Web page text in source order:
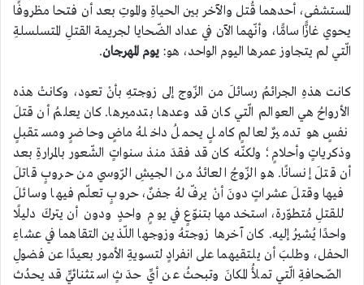
المستشفى، أحدهما قُتل والآخر بين الحياةِ والموتِ بعد أن فتحا مظروفًا
يحوي غازًّا سامًّا، وأنّهما الآن في عداد الضّحايا لجريمة القتلِ المتسلسلةِ
الّتي لم يتجاوز عمرها اليوم الواحد، هو: يوم المهرجان.
كانت هذهِ الجرائمُ رسائلَ من الزّوج إلى زوجتهِ بأنْ تعود، وكانتْ هذه
الأرواحُ هي العوالم الّتي كان قد وعدها بتدميرها. كان يعلمُ أن قتلَ
نفسٍ هو تدميرٌ لعالمٍ كاملٍ يحملُ داخلهُ ماضٍ وحاضرٍ ومستقبلٍ
وذكرياتٍ وأحلامٍ؛ ولكنّه كان قد فقدَ منذ سنواتٍ الشّعور بالمرارةِ بعد
أن قتلَ إنسانًا. هو الزّوجُ العائدُ من الجيشِ الرّوسي من حروبٍ قاتلَ
فيها وقتلَ عشراتٍ دونَ أنْ يرفّ لهُ جفنٌ، حروبٍ تعلّم فيها وسائلَ
للقتلِ مُتطوّرة، استخدمها بتنوّعٍ في يومٍ واحدٍ ودون أن يتركَ دليلًا
واحدًا يُشيرُ إليه. كان آخرها زوجتهُ وزوجها اللّذين التقاهما في عشاءِ
الحفل، وطلبَ أن يلتقيهما على انفرادٍ لتسويةِ الأمور بعيدًا عن فضولِ
الصّحافةِ الّتي تملأُ المكانَ وتبحثُ عن أيِّ حدَثٍ استثنائيٍّ قد يحدُث